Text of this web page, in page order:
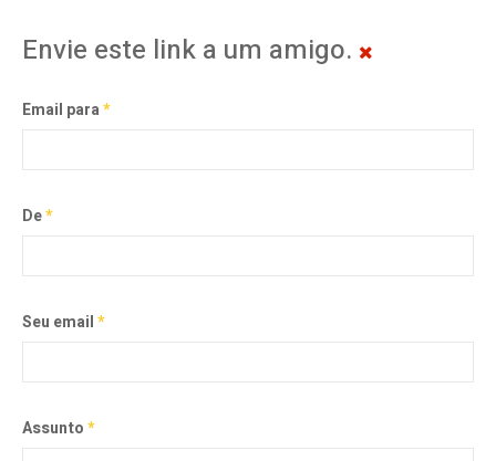
Envie este link a um amigo.
Email para*
De*
Seu email*
Assunto*